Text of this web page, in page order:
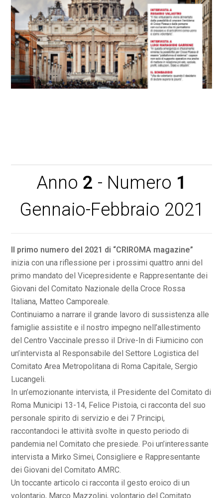
Anno 2 - Numero 1
Gennaio-Febbraio 2021
Il primo numero del 2021 di “CRIROMA magazine”
inizia con una riflessione per i prossimi quattro anni del
primo mandato del Vicepresidente e Rappresentante dei
Giovani del Comitato Nazionale della Croce Rossa
Italiana, Matteo Camporeale.
Continuiamo a narrare il grande lavoro di sussistenza alle
famiglie assistite e il nostro impegno nell’allestimento
del Centro Vaccinale presso il Drive-In di Fiumicino con
un’intervista al Responsabile del Settore Logistica del
Comitato Area Metropolitana di Roma Capitale, Sergio
Lucangeli.
In un’emozionante intervista, il Presidente del Comitato di
Roma Municipi 13-14, Felice Pistoia, ci racconta del suo
personale spirito di servizio e dei 7 Principi,
raccontandoci le attività svolte in questo periodo di
pandemia nel Comitato che presiede. Poi un’interessante
intervista a Mirko Simei, Consigliere e Rappresentante
dei Giovani del Comitato AMRC.
Un toccante articolo ci racconta il gesto eroico di un
volontario, Marco Mazzolini, volontario del Comitato